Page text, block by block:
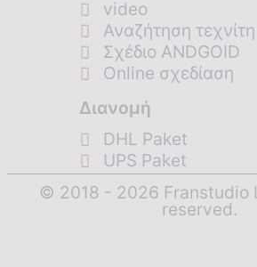
video
Αναζήτηση τεχνίτη
Σχέδιο ANDGOID
Online σχεδίαση
Διανομή
DHL Paket
UPS Paket
© 2018 - 2026 Franstudio
reserved.